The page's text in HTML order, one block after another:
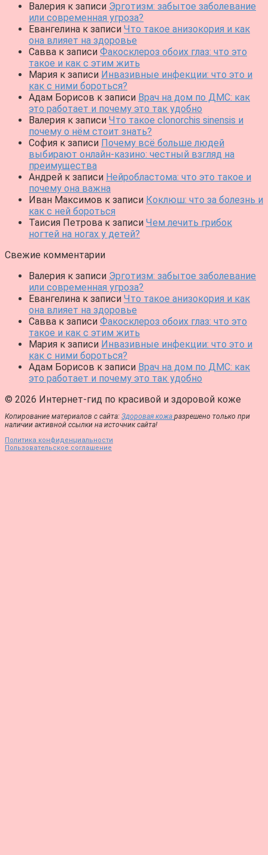
Валерия к записи Эрготизм: забытое заболевание
или современная угроза?
Евангелина к записи Что такое анизокория и как
она влияет на здоровье
Савва к записи Факосклероз обоих глаз: что это
такое и как с этим жить
Мария к записи Инвазивные инфекции: что это и
как с ними бороться?
Адам Борисов к записи Врач на дом по ДМС: как
это работает и почему это так удобно
Валерия к записи Что такое clonorchis sinensis и
почему о нём стоит знать?
София к записи Почему всё больше людей
выбирают онлайн-казино: честный взгляд на
преимущества
Андрей к записи Нейробластома: что это такое и
почему она важна
Иван Максимов к записи Коклюш: что за болезнь и
как с ней бороться
Таисия Петрова к записи Чем лечить грибок
ногтей на ногах у детей?
Свежие комментарии
Валерия к записи Эрготизм: забытое заболевание
или современная угроза?
Евангелина к записи Что такое анизокория и как
она влияет на здоровье
Савва к записи Факосклероз обоих глаз: что это
такое и как с этим жить
Мария к записи Инвазивные инфекции: что это и
как с ними бороться?
Адам Борисов к записи Врач на дом по ДМС: как
это работает и почему это так удобно
© 2026 Интернет-гид по красивой и здоровой коже
Копирование материалов с сайта: Здоровая кожа разрешено только при
наличии активной ссылки на источник сайта!
Политика конфиденциальности
Пользовательское соглашение